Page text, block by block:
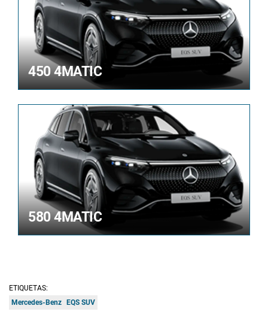
450 4MATIC
580 4MATIC
ETIQUETAS:
Mercedes-Benz
EQS SUV